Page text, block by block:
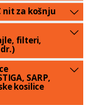
nit za košnju
filteri,
SARP,
kosilice